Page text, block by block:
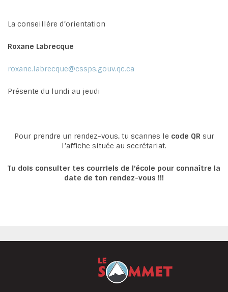
La conseillère d’orientation
Roxane Labrecque
roxane.labrecque@cssps.gouv.qc.ca
Présente du lundi au jeudi
Pour prendre un rendez-vous, tu scannes le code QR sur
l’affiche située au secrétariat.
Tu dois consulter tes courriels de l’école pour connaître la
date de ton rendez-vous !!!